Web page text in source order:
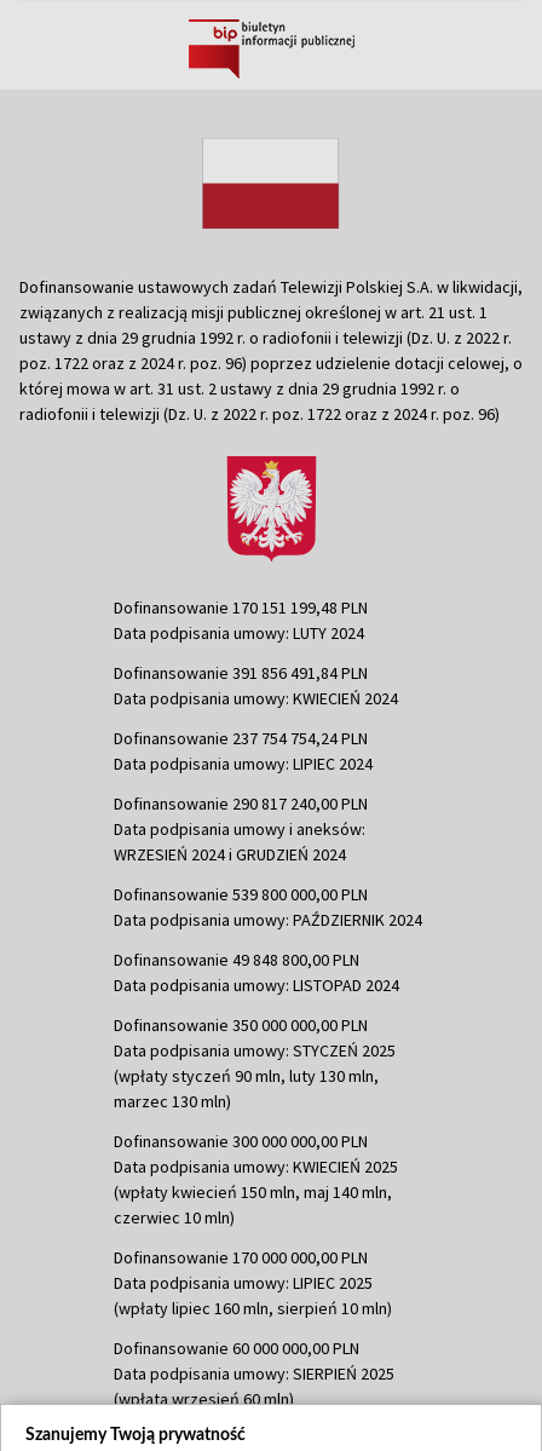
Dofinansowanie ustawowych zadań Telewizji Polskiej S.A. w likwidacji,
związanych z realizacją misji publicznej określonej w art. 21 ust. 1
ustawy z dnia 29 grudnia 1992 r. o radiofonii i telewizji (Dz. U. z 2022 r.
poz. 1722 oraz z 2024 r. poz. 96) poprzez udzielenie dotacji celowej, o
której mowa w art. 31 ust. 2 ustawy z dnia 29 grudnia 1992 r. o
radiofonii i telewizji (Dz. U. z 2022 r. poz. 1722 oraz z 2024 r. poz. 96)
Dofinansowanie 170 151 199,48 PLN
Data podpisania umowy: LUTY 2024
Dofinansowanie 391 856 491,84 PLN
Data podpisania umowy: KWIECIEŃ 2024
Dofinansowanie 237 754 754,24 PLN
Data podpisania umowy: LIPIEC 2024
Dofinansowanie 290 817 240,00 PLN
Data podpisania umowy i aneksów:
WRZESIEŃ 2024 i GRUDZIEŃ 2024
Dofinansowanie 539 800 000,00 PLN
Data podpisania umowy: PAŹDZIERNIK 2024
Dofinansowanie 49 848 800,00 PLN
Data podpisania umowy: LISTOPAD 2024
Dofinansowanie 350 000 000,00 PLN
Data podpisania umowy: STYCZEŃ 2025
(wpłaty styczeń 90 mln, luty 130 mln,
marzec 130 mln)
Dofinansowanie 300 000 000,00 PLN
Data podpisania umowy: KWIECIEŃ 2025
(wpłaty kwiecień 150 mln, maj 140 mln,
czerwiec 10 mln)
Dofinansowanie 170 000 000,00 PLN
Data podpisania umowy: LIPIEC 2025
(wpłaty lipiec 160 mln, sierpień 10 mln)
Dofinansowanie 60 000 000,00 PLN
Data podpisania umowy: SIERPIEŃ 2025
(wpłata wrzesień 60 mln)
Dofinansowanie 635 783 051,21 PLN
Szanujemy Twoją prywatność